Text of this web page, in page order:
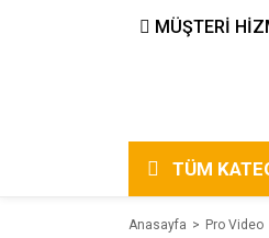
MÜŞTERİ
TÜM
Anasayfa Pro Video